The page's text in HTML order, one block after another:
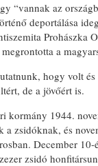
“vannak az
deportálása
Prohászka
a
hogy volt
de a jövőért is.
kormány 1944.
zsidóknak, és
December
zsidó